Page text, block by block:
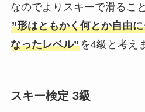
なのでよりスキーで滑るこ
”形はともかく何とか自由
なったレベル”を4級と考え
スキー検定 3級